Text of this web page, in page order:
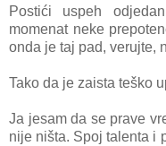
Postići uspeh
momenat neke
onda je taj pad, verujte,
Tako da je zaista teško
Ja jesam da se prave
nije ništa. Spoj talenta i